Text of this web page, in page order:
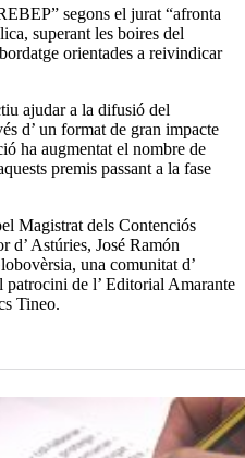
segons el jurat “afronta
superant les boires del
orientades a reivindicar
ajudar a la difusió del
d’ un format de gran impacte
ha augmentat el nombre de
premis passant a la fase
Magistrat dels Contenciós
d’ Astúries, José Ramón
una comunitat d’
patrocini de l’ Editorial Amarante
Tineo.